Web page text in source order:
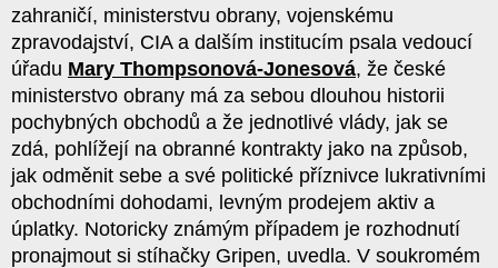
zahraničí, ministerstvu obrany, vojenskému
zpravodajství, CIA a dalším institucím psala vedoucí
úřadu Mary Thompsonová-Jonesová, že české
ministerstvo obrany má za sebou dlouhou historii
pochybných obchodů a že jednotlivé vlády, jak se
zdá, pohlížejí na obranné kontrakty jako na způsob,
jak odměnit sebe a své politické příznivce lukrativními
obchodními dohodami, levným prodejem aktiv a
úplatky. Notoricky známým případem je rozhodnutí
pronajmout si stíhačky Gripen, uvedla. V soukromém